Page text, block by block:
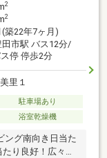
2
2
(築22年7ヶ月)
市駅 バス12分/
停 停歩2分
里１
駐車場あり
浴室乾燥機
グ南向き日当た
り良好！広々と